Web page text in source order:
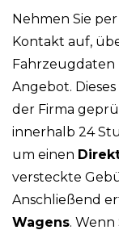
Nehmen Sie
Kontakt auf,
Fahrzeugdaten
Angebot.
der Firma
innerhalb 24
um einen
versteckte
Anschließend
Wagens. Wenn